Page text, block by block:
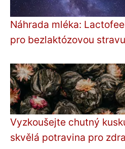
Náhrada mléka:
pro bezlaktózovou stravu
Vyzkoušejte chutný
skvělá potravina pro